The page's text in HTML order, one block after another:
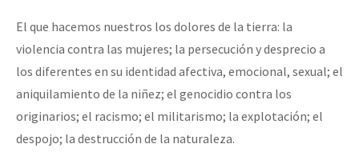
El que hacemos nuestros los dolores de la tierra: la
violencia contra las mujeres; la persecución y desprecio a
los diferentes en su identidad afectiva, emocional, sexual; el
aniquilamiento de la niñez; el genocidio contra los
originarios; el racismo; el militarismo; la explotación; el
despojo; la destrucción de la naturaleza.